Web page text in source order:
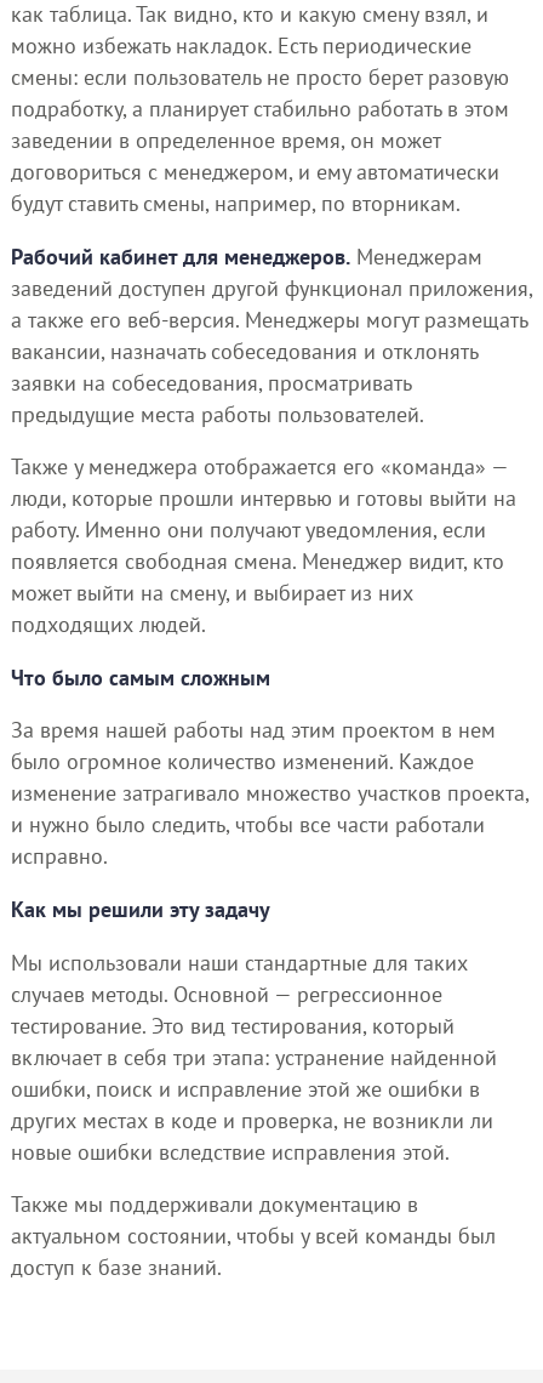
как таблица. Так видно, кто и какую смену взял, и
можно избежать накладок. Есть периодические
смены: если пользователь не просто берет разовую
подработку, а планирует стабильно работать в этом
заведении в определенное время, он может
договориться с менеджером, и ему автоматически
будут ставить смены, например, по вторникам.
Рабочий кабинет для менеджеров.Менеджерам
заведений доступен другой функционал приложения,
а также его веб-версия. Менеджеры могут размещать
вакансии, назначать собеседования и отклонять
заявки на собеседования, просматривать
предыдущие места работы пользователей.
Также у менеджера отображается его «команда» —
люди, которые прошли интервью и готовы выйти на
работу. Именно они получают уведомления, если
появляется свободная смена. Менеджер видит, кто
может выйти на смену, и выбирает из них
подходящих людей.
Что было самым сложным
За время нашей работы над этим проектом в нем
было огромное количество изменений. Каждое
изменение затрагивало множество участков проекта,
и нужно было следить, чтобы все части работали
исправно.
Как мы решили эту задачу
Мы использовали наши стандартные для таких
случаев методы. Основной — регрессионное
тестирование. Это вид тестирования, который
включает в себя три этапа: устранение найденной
ошибки, поиск и исправление этой же ошибки в
других местах в коде и проверка, не возникли ли
новые ошибки вследствие исправления этой.
Также мы поддерживали документацию в
актуальном состоянии, чтобы у всей команды был
доступ к базе знаний.